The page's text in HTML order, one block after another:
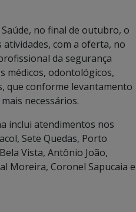
no final de outubro, o
com a oferta, no
da segurança
médicos, odontológicos,
que conforme levantamento
necessários.
inclui atendimentos nos
Sete Quedas, Porto
Vista, Antônio João,
Moreira, Coronel Sapucaia e